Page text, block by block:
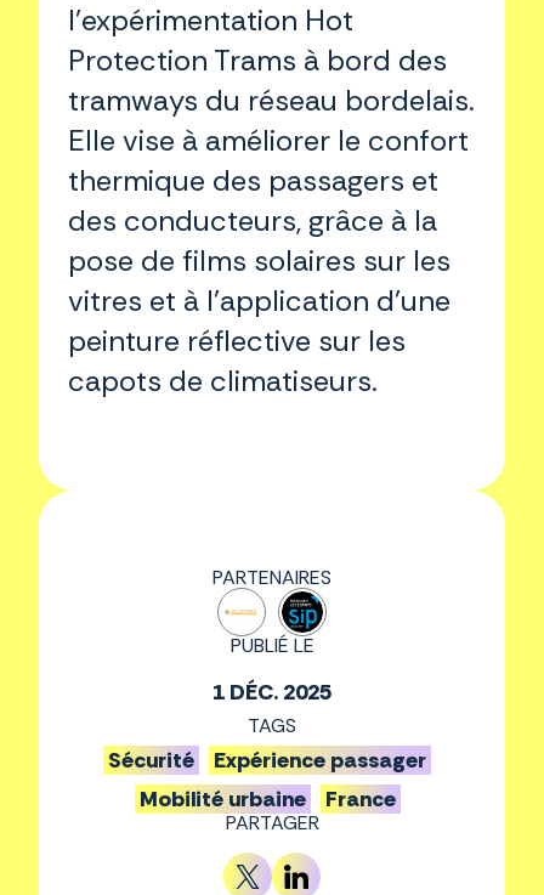
l’expérimentation Hot
Protection Trams à bord des
tramways du réseau bordelais.
Elle vise à améliorer le confort
thermique des passagers et
des conducteurs, grâce à la
pose de films solaires sur les
vitres et à l'application d’une
peinture réflective sur les
capots de climatiseurs.
PARTENAIRES
PUBLIÉ LE
1 DÉC. 2025
TAGS
Sécurité
Expérience passager
Mobilité urbaine
France
PARTAGER